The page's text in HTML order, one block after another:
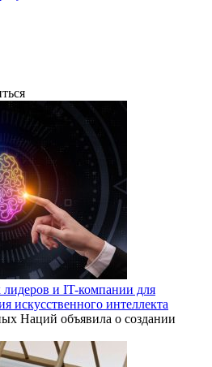
и IT-компании для
искусственного интеллекта
Наций объявила о создании